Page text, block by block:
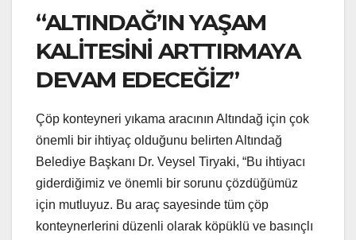
“ALTINDAĞ’IN YAŞAM
KALİTESİNİ ARTTIRMAYA
DEVAM EDECEĞİZ”
Çöp konteyneri yıkama aracının Altındağ için çok
önemli bir ihtiyaç olduğunu belirten Altındağ
Belediye Başkanı Dr. Veysel Tiryaki, “Bu ihtiyacı
giderdiğimiz ve önemli bir sorunu çözdüğümüz
için mutluyuz. Bu araç sayesinde tüm çöp
konteynerlerini düzenli olarak köpüklü ve basınçlı